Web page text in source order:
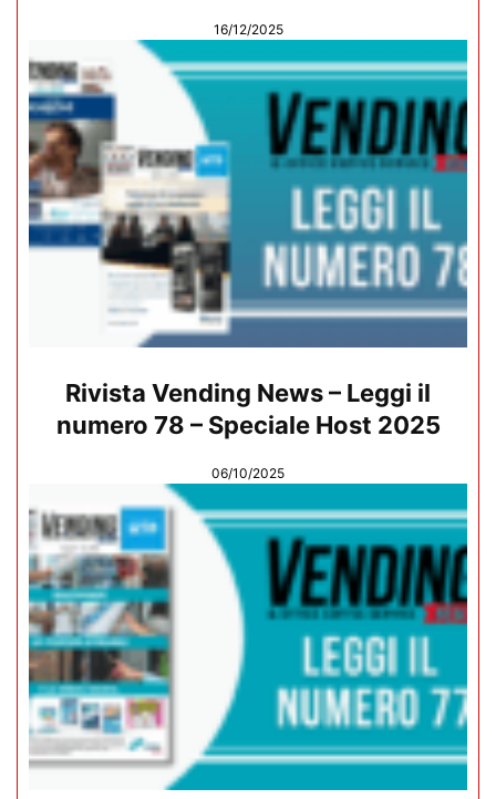
16/12/2025
Rivista Vending News – Leggi il
numero 78 – Speciale Host 2025
06/10/2025